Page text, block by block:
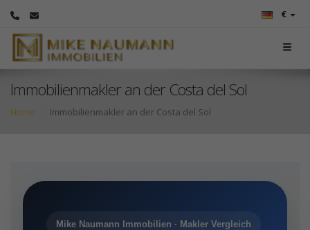
€
Immobilienmakler an der Costa del Sol
Home Immobilienmakler an der Costa del Sol
Mike Naumann Immobilien · Makler Vergleich